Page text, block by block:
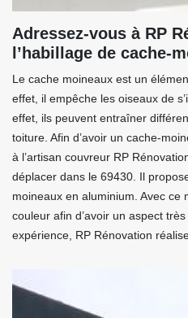
Adressez-vous à RP
l’habillage de cache-
Le cache moineaux est un
effet, il empêche les oiseaux de
effet, ils peuvent entraîner
toiture. Afin d’avoir un cache-
à l’artisan couvreur RP
déplacer dans le 69430. Il
moineaux en aluminium. Avec ce
couleur afin d’avoir un aspect
expérience, RP Rénovation